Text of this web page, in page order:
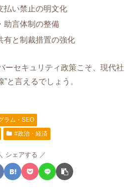
払い禁止の明文化
助言体制の整備
有と制裁措置の強化
ーセキュリティ政策こそ、現代社
と言えるでしょう。
ラム・SEO
#政治・経済
シェアする